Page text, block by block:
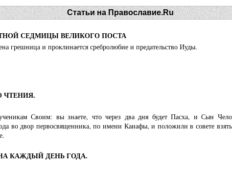
Статьи на Православие.Ru
СЕДМИЦЫ ВЕЛИКОГО ПОСТА
грешница и проклинается сребролюбие и предательство Иуды.
ЧТЕНИЯ.
Своим: вы знаете, что через два дня будет Пасха, и Сын
во двор первосвященника, по имени Каиафы, и положили в совете
КАЖДЫЙ ДЕНЬ ГОДА.